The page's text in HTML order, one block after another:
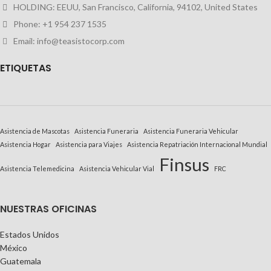
HOLDING: EEUU, San Francisco, California, 94102, United States
Phone: +1 954 237 1535
Email: info@teasistocorp.com
ETIQUETAS
Asistencia de Mascotas Asistencia Funeraria
Asistencia Funeraria Vehicular
Asistencia Hogar
Asistencia para Viajes Asistencia Repatriación Internacional Mundial
Asistencia Telemedicina Asistencia Vehicular Vial Finsus FRC
NUESTRAS OFICINAS
Estados Unidos
México
Guatemala